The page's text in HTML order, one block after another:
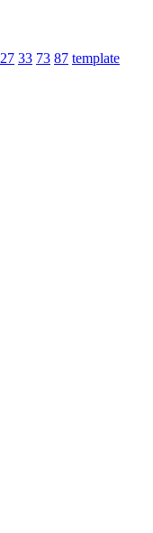
27 33 73 87 template